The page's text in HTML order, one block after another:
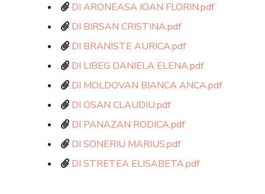
DI ARONEASA IOAN FLORIN.pdf
DI BIRSAN CRISTINA.pdf
DI BRANISTE AURICA.pdf
DI LIBEG DANIELA ELENA.pdf
DI MOLDOVAN BIANCA ANCA.pdf
DI OSAN CLAUDIU.pdf
DI PANAZAN RODICA.pdf
DI SONERIU MARIUS.pdf
DI STRETEA ELISABETA.pdf